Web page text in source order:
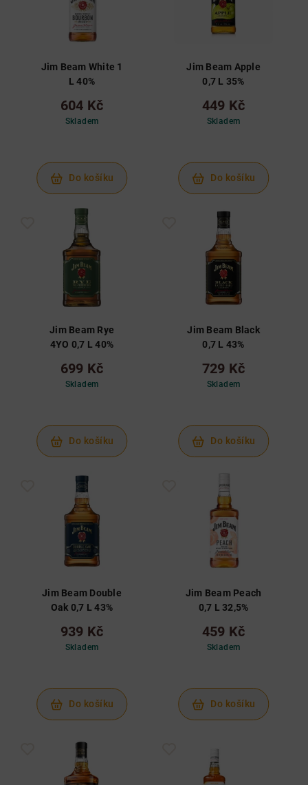
Jim Beam White 1
L 40%
604 Kč
Skladem
Do košíku
Jim Beam Apple
0,7 L 35%
449 Kč
Skladem
Do košíku
Jim Beam Rye
4YO 0,7 L 40%
699 Kč
Skladem
Do košíku
Jim Beam Black
0,7 L 43%
729 Kč
Skladem
Do košíku
Jim Beam Double
Oak 0,7 L 43%
939 Kč
Skladem
Do košíku
Jim Beam Peach
0,7 L 32,5%
459 Kč
Skladem
Do košíku